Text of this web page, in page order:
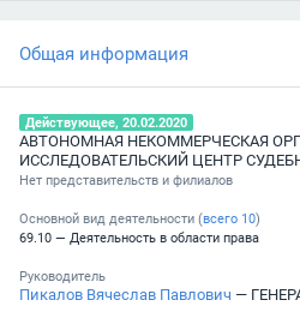
Общая информация
Действующее, 20.02.2020
АВТОНОМНАЯ НЕКОММЕРЧЕСКАЯ
ИССЛЕДОВАТЕЛЬСКИЙ ЦЕНТР
Нет представительств и филиалов
Основной вид деятельности (всего 10)
69.10 — Деятельность в области права
Руководитель
Пикалов Вячеслав Павлович —